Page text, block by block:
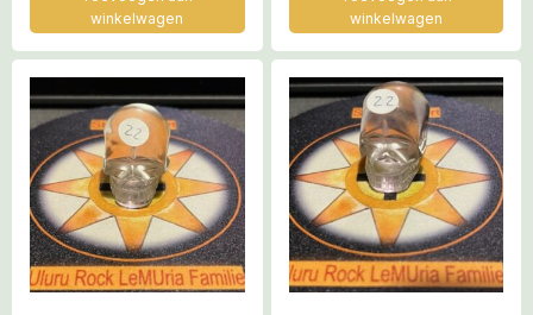
winkelwagen
winkelwagen